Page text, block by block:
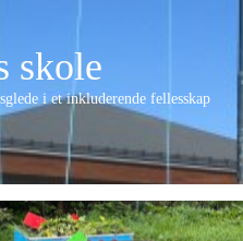
skole
i et inkluderende fellesskap